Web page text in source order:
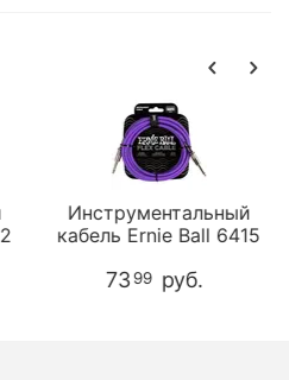
Инструментальный
кабель Ernie Ball 6415
73 99 руб.